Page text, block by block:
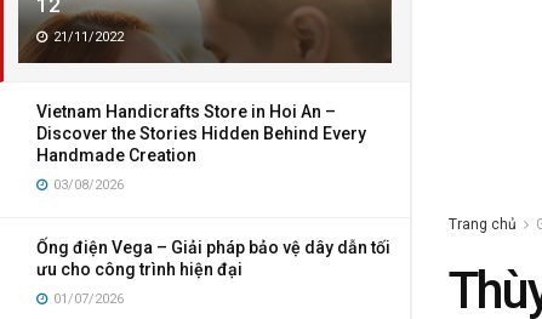
12
21/11/2022
Vietnam Handicrafts Store in Hoi An –
Discover the Stories Hidden Behind Every
Handmade Creation
03/08/2026
Ống điện Vega – Giải pháp bảo vệ dây dẫn tối
ưu cho công trình hiện đại
01/07/2026
Trang chủ